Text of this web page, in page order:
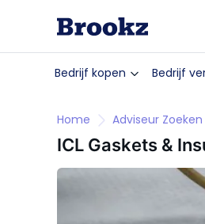
Bedrijf kopen Bedrijf
Home Adviseur Zoeken
ICL Gaskets &